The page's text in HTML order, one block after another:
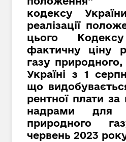
кодексу
реалізації
цього
фактичну ціну
газу
Україні з 1
що
рентної плати за
надрами для
природного
червень 2023